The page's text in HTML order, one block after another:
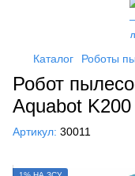
Каталог Роботы
Робот
Aquabot
Артикул: 30011